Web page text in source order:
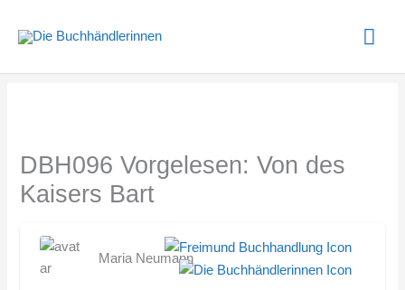
Inhalt
DBH096 Vorgelesen: Von des
Kaisers Bart
Maria Neumann